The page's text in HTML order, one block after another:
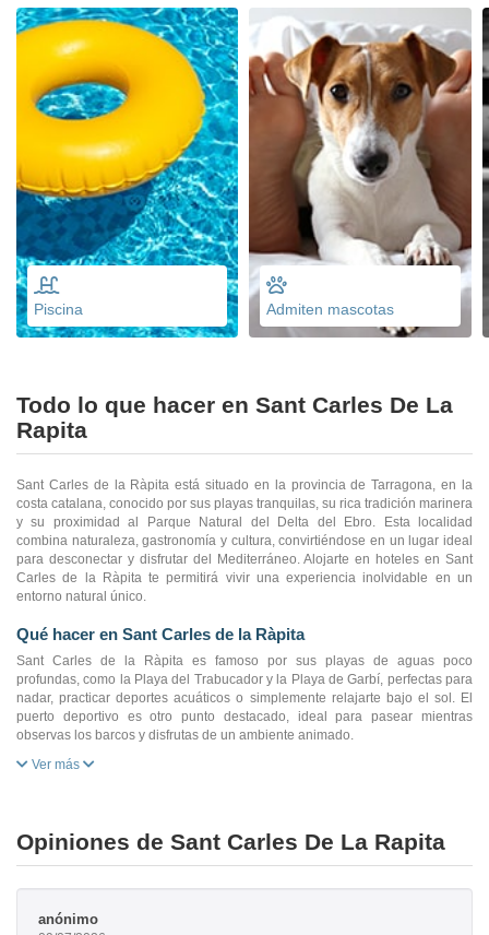
Piscina Admiten mascotas
Todo lo que hacer en Sant Carles De La
Rapita
Sant Carles de la Ràpita está situado en la provincia de Tarragona, en la
costa catalana, conocido por sus playas tranquilas, su rica tradición marinera
y su proximidad al Parque Natural del Delta del Ebro. Esta localidad
combina naturaleza, gastronomía y cultura, convirtiéndose en un lugar ideal
para desconectar y disfrutar del Mediterráneo. Alojarte en hoteles en Sant
Carles de la Ràpita te permitirá vivir una experiencia inolvidable en un
entorno natural único.
Qué hacer en Sant Carles de la Ràpita
Sant Carles de la Ràpita es famoso por sus playas de aguas poco
profundas, como la Playa del Trabucador y la Playa de Garbí, perfectas para
nadar, practicar deportes acuáticos o simplemente relajarte bajo el sol. El
puerto deportivo es otro punto destacado, ideal para pasear mientras
observas los barcos y disfrutas de un ambiente animado.
Ver más
Opiniones de Sant Carles De La Rapita
anónimo